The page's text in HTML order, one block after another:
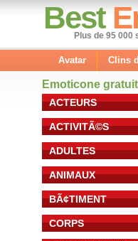
Best
Plus de 95
Avatar Clins
Emoticone gratuit
ACTEURS
ACTIVITÃ©S
ADULTES
ANIMAUX
BÃ¢TIMENT
CORPS